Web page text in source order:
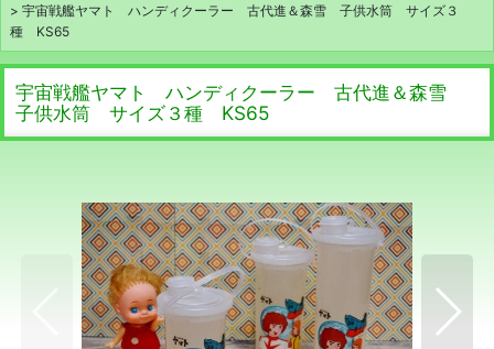
> 宇宙戦艦ヤマト ハンディクーラー 古代進＆森雪 子供水筒 サイズ３
種 KS65
宇宙戦艦ヤマト ハンディクーラー 古代進＆森雪
子供水筒 サイズ３種 KS65